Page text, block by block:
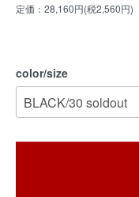
定価：28,160円(税2,560円)
color/size